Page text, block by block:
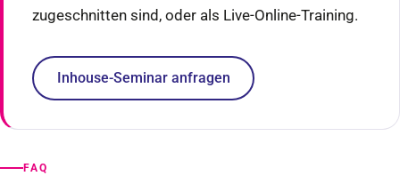
zugeschnitten sind, oder als Live-Online-Training.
Inhouse-Seminar anfragen
FAQ